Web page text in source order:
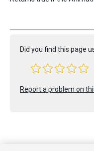
Did you find this page
Report a problem on